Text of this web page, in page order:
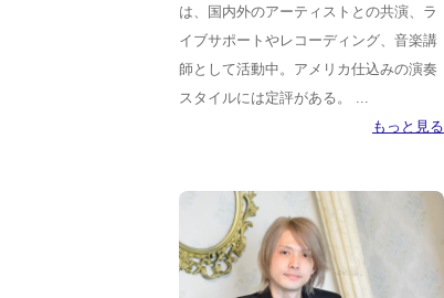
は、国内外のアーティストとの共演、ラ
イブサポートやレコーディング、音楽講
師として活動中。アメリカ仕込みの演奏
スタイルには定評がある。 ...
もっと見る